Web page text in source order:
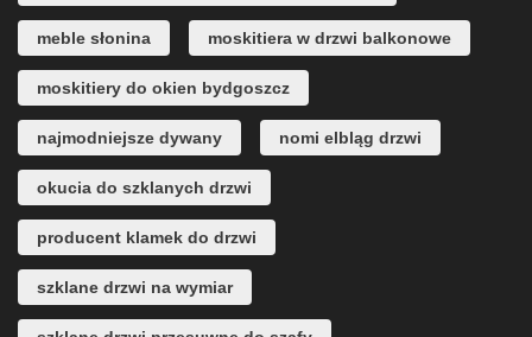
meble słonina moskitiera w drzwi balkonowe
moskitiery do okien bydgoszcz
najmodniejsze dywany nomi elbląg drzwi
okucia do szklanych drzwi
producent klamek do drzwi
szklane drzwi na wymiar